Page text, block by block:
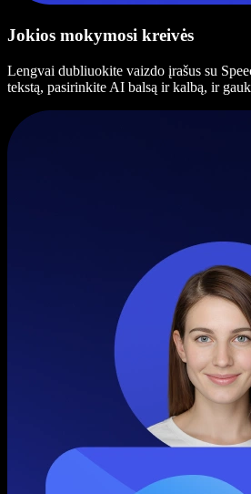
Jokios mokymosi kreivės
Lengvai dubliuokite vaizdo įrašus su
tekstą, pasirinkite AI balsą ir kalbą, ir